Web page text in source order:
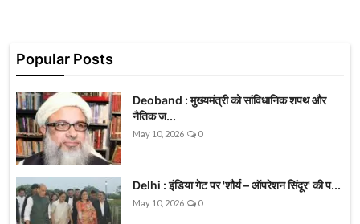
Popular Posts
Deoband : मुख्यमंत्री को सांविधानिक शपथ और
नैतिक ज...
May 10, 2026 0
Delhi : इंडिया गेट पर 'शौर्य – ऑपरेशन सिंदूर' की प...
May 10, 2026 0